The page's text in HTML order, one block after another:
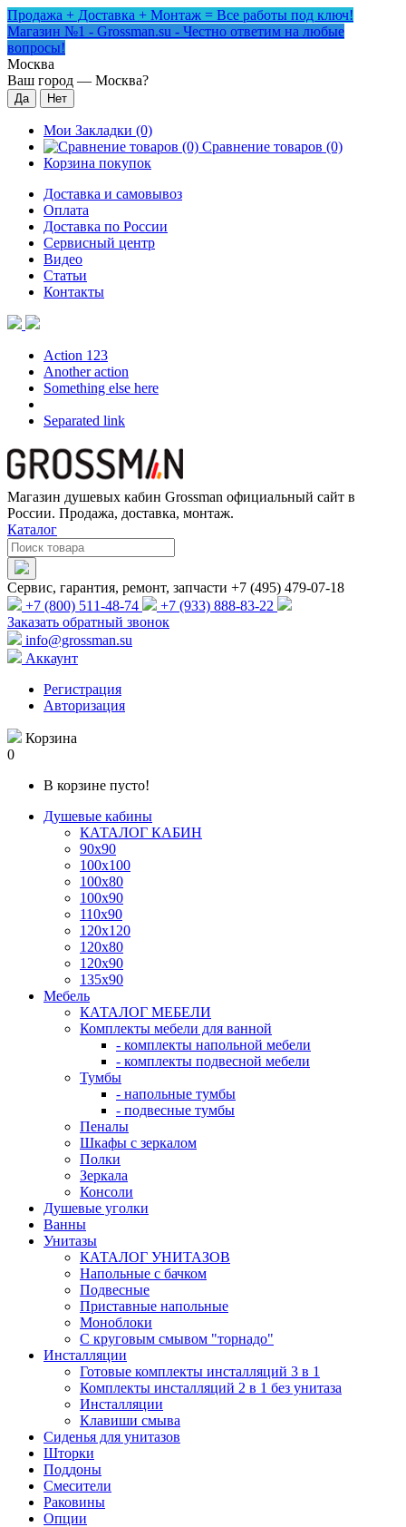
Продажа + Доставка + Монтаж = Все работы под ключ!
Магазин №1 - Grossman.su - Честно ответим на любые
вопросы!
Москва
Ваш город — Москва?
Мои Закладки (0)
Сравнение товаров (0)
Корзина покупок
Доставка и самовывоз
Оплата
Доставка по России
Сервисный центр
Видео
Статьи
Контакты
Action 123
Another action
Something else here
Separated link
Магазин душевых кабин Grossman официальный сайт в
России. Продажа, доставка, монтаж.
Каталог
Сервис, гарантия, ремонт, запчасти +7 (495) 479-07-18
+7 (800) 511-48-74
+7 (933) 888-83-22
Заказать обратный звонок
info@grossman.su
Аккаунт
Регистрация
Авторизация
Корзина
0
В корзине пусто!
Душевые кабины
КАТАЛОГ КАБИН
90x90
100x100
100x80
100x90
110x90
120x120
120x80
120x90
135x90
Мебель
КАТАЛОГ МЕБЕЛИ
Комплекты мебели для ванной
- комплекты напольной мебели
- комплекты подвесной мебели
Тумбы
- напольные тумбы
- подвесные тумбы
Пеналы
Шкафы с зеркалом
Полки
Зеркала
Консоли
Душевые уголки
Ванны
Унитазы
КАТАЛОГ УНИТАЗОВ
Напольные с бачком
Подвесные
Приставные напольные
Моноблоки
С круговым смывом "торнадо"
Инсталляции
Готовые комплекты инсталляций 3 в 1
Комплекты инсталляций 2 в 1 без унитаза
Инсталляции
Клавиши смыва
Сиденья для унитазов
Шторки
Поддоны
Смесители
Раковины
Опции